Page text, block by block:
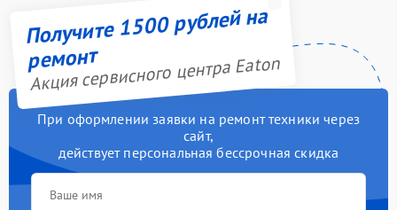
Получите 1500 рублей на
ремонт
Акция сервисного центра Eaton
При оформлении заявки на ремонт техники через
сайт,
действует персональная бессрочная скидка